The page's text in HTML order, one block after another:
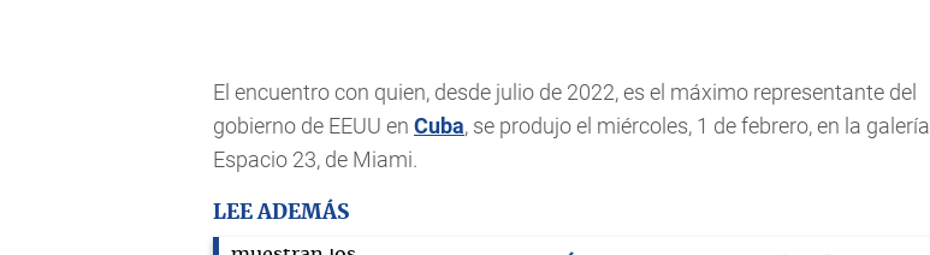
El encuentro con quien, desde julio de 2022, es el máximo representante del
gobierno de EEUU en Cuba, se produjo el miércoles, 1 de febrero, en la galería
Espacio 23, de Miami.
LEE ADEMÁS